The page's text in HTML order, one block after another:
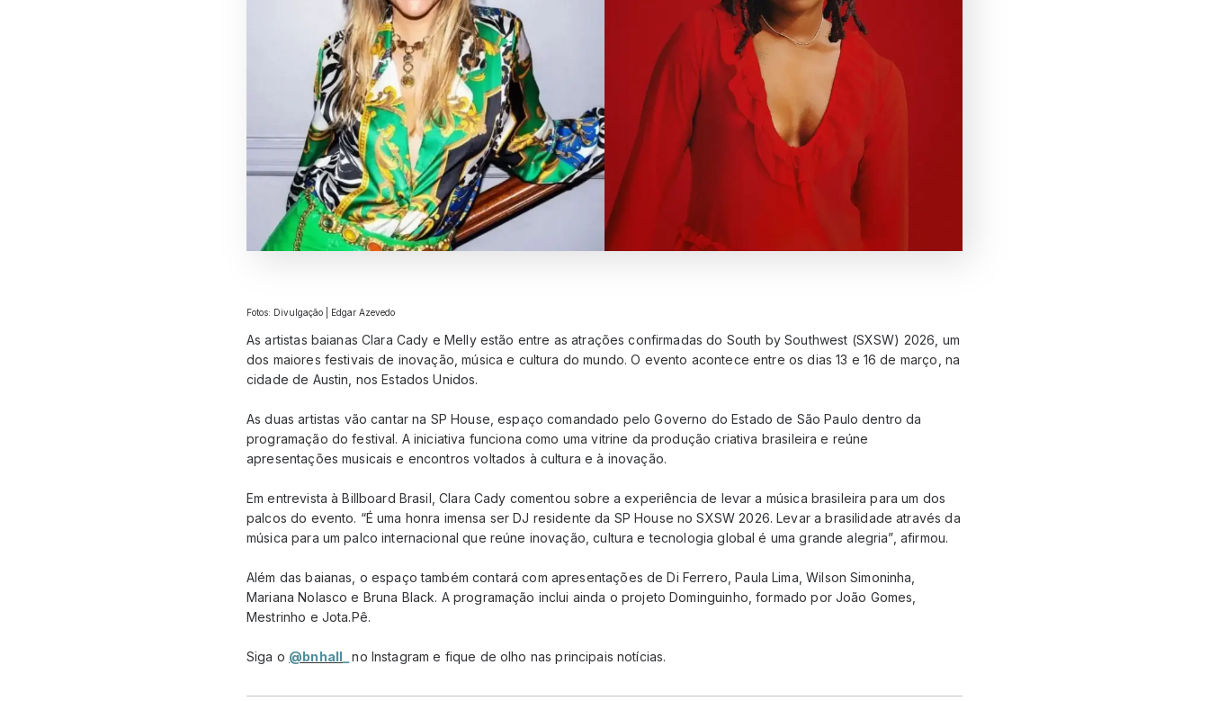
Fotos: Divulgação | Edgar Azevedo
As artistas baianas Clara Cady e Melly estão entre as atrações confirmadas do South by Southwest (SXSW) 2026, um
dos maiores festivais de inovação, música e cultura do mundo. O evento acontece entre os dias 13 e 16 de março, na
cidade de Austin, nos Estados Unidos.
As duas artistas vão cantar na SP House, espaço comandado pelo Governo do Estado de São Paulo dentro da
programação do festival. A iniciativa funciona como uma vitrine da produção criativa brasileira e reúne
apresentações musicais e encontros voltados à cultura e à inovação.
Em entrevista à Billboard Brasil, Clara Cady comentou sobre a experiência de levar a música brasileira para um dos
palcos do evento. “É uma honra imensa ser DJ residente da SP House no SXSW 2026. Levar a brasilidade através da
música para um palco internacional que reúne inovação, cultura e tecnologia global é uma grande alegria”, afirmou.
Além das baianas, o espaço também contará com apresentações de Di Ferrero, Paula Lima, Wilson Simoninha,
Mariana Nolasco e Bruna Black. A programação inclui ainda o projeto Dominguinho, formado por João Gomes,
Mestrinho e Jota.Pê.
Siga o @bnhall_ no Instagram e fique de olho nas principais notícias.